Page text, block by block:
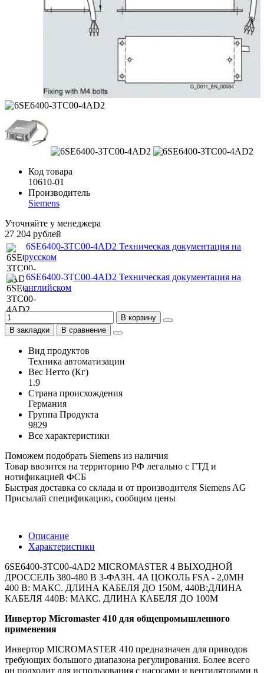
Код товара
10610-01
Производитель
Siemens
Уточняйте у менеджера
27 204 рублей
6SE6400-3TC00-4AD2 Техническая документация на
русском
6SE6400-3TC00-4AD2 Техническая документация на
английском
В корзину
В закладки
В сравнение
Вид продуктов
Техника автоматизации
Вес Нетто (Кг)
1.9
Страна происхождения
Германия
Группа Продукта
9829
Все характеристики
Поможем подобрать Siemens из наличия
Товар ввозится на территорию РФ легально с ГТД и
нотификацией ФСБ
Быстрая доставка со склада и от производителя Siemens AG
Присылай спецификацию, сообщим цены
Описание
Характеристики
6SE6400-3TC00-4AD2 MICROMASTER 4 ВЫХОДНОЙ
ДРОССЕЛЬ 380-480 В 3-ФАЗН. 4A ЦОКОЛЬ FSA - 2,0MH
400 В: МАКС. ДЛИНА КАБЕЛЯ ДО 150M, 440В:ДЛИНА
КАБЕЛЯ 440В: МАКС. ДЛИНА КАБЕЛЯ ДО 100М
Инвертор Micromaster 410 для общепромышленного
применения
Инвертор MICROMASTER 410 предназначен для приводов
требующих большого диапазона регулирования. Более всего
он подходит для использования с насосами и вентиляторами в